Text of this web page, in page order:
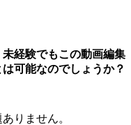
経験でもこの動画編集
可能なのでしょうか？
りません。